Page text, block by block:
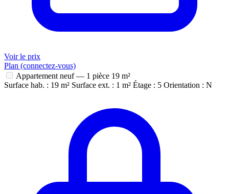
Voir le prix
Plan (connectez-vous)
Appartement neuf — 1 pièce 19 m²
Surface hab. : 19 m² Surface ext. : 1 m² Étage : 5 Orientation : N